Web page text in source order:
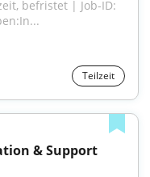
befristet | Job-ID:
Teilzeit
& Support